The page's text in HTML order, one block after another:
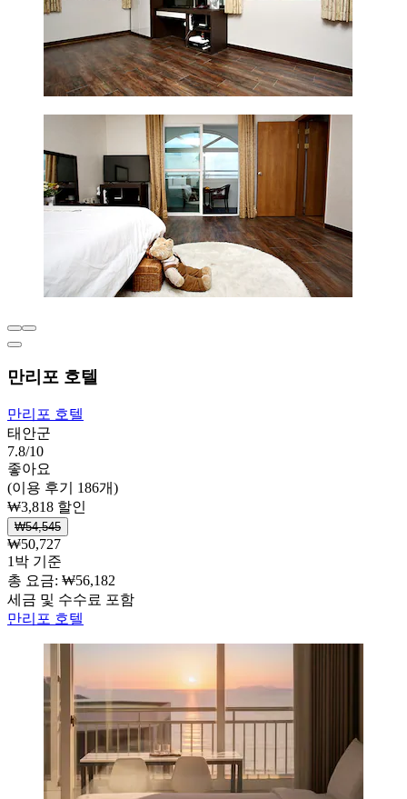
만리포 호텔
만리포 호텔
태안군
7.8/10
좋아요
(이용 후기 186개)
₩3,818 할인
₩54,545
₩50,727
1박 기준
총 요금: ₩56,182
세금 및 수수료 포함
만리포 호텔